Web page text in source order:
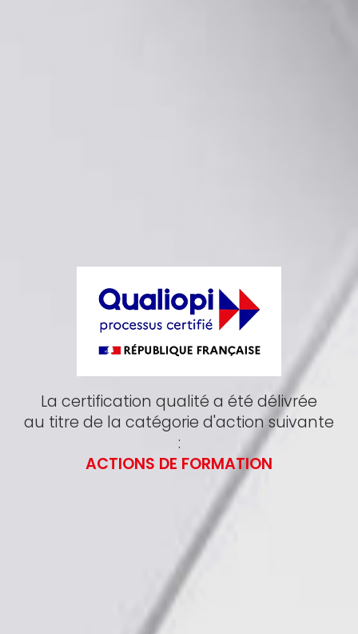
La certification qualité a été délivrée
au titre de la catégorie d'action suivante
:
ACTIONS DE FORMATION